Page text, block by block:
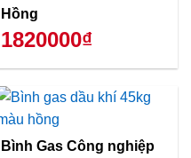
Hồng
1820000₫
Bình Gas Công nghiệp